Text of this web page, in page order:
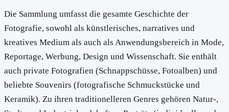
Die Sammlung umfasst die gesamte Geschichte der
Fotografie, sowohl als künstlerisches, narratives und
kreatives Medium als auch als Anwendungsbereich in Mode,
Reportage, Werbung, Design und Wissenschaft. Sie enthält
auch private Fotografien (Schnappschüsse, Fotoalben) und
beliebte Souvenirs (fotografische Schmuckstücke und
Keramik). Zu ihren traditionelleren Genres gehören Natur-,